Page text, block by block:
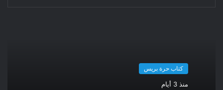
حَوْلِي .. تَكَدَّسَ عَنِيدُونَ،
ثُلَّةٌ مِنَ الأوَّلِينَ: هَؤُلاءِ حَجَزُوا مَقَاعِدَهُم،
كتاب حرة بريس
منذ 3 أيام